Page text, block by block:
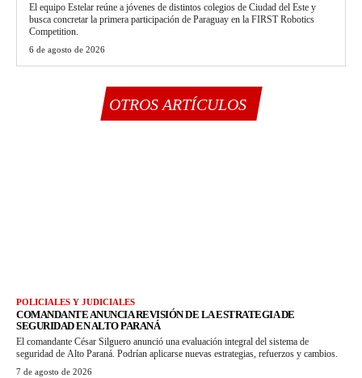
El equipo Estelar reúne a jóvenes de distintos colegios de Ciudad del Este y
busca concretar la primera participación de Paraguay en la FIRST Robotics
Competition.
6 de agosto de 2026
OTROS ARTÍCULOS
POLICIALES Y JUDICIALES
COMANDANTE ANUNCIA REVISIÓN DE LA ESTRATEGIA DE
SEGURIDAD EN ALTO PARANÁ
El comandante César Silguero anunció una evaluación integral del sistema de
seguridad de Alto Paraná. Podrían aplicarse nuevas estrategias, refuerzos y cambios.
7 de agosto de 2026